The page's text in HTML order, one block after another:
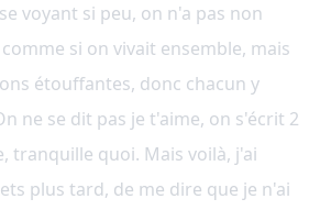
voyant si peu, on n'a pas non
si on vivait ensemble, mais
étouffantes, donc chacun y
ne se dit pas je t'aime, on s'écrit 2
tranquille quoi. Mais voilà, j'ai
plus tard, de me dire que je n'ai